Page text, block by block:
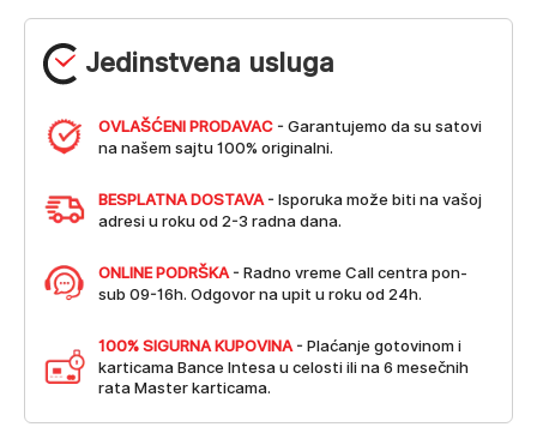
Jedinstvena usluga
OVLAŠĆENI PRODAVAC - Garantujemo da su satovi
na našem sajtu 100% originalni.
BESPLATNA DOSTAVA - Isporuka može biti na vašoj
adresi u roku od 2-3 radna dana.
ONLINE PODRŠKA - Radno vreme Call centra pon-
sub 09-16h. Odgovor na upit u roku od 24h.
100% SIGURNA KUPOVINA - Plaćanje gotovinom i
karticama Bance Intesa u celosti ili na 6 mesečnih
rata Master karticama.